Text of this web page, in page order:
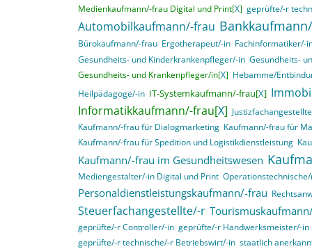
Medienkaufmann/-frau Digital und Print[X] geprüfte/-r
Automobilkaufmann/-frau
Bürokaufmann/-frau Ergotherapeut/-in Fachinformatiker/-
Gesundheits- und Kinderkrankenpfleger/-in Gesundheits-
Gesundheits- und Krankenpfleger/in[X] Hebamme/
Heilpädagoge/-in IT-Systemkaufmann/-frau[X]
Informatikkaufmann/-frau[X]
Kaufmann/-frau für Dialogmarketing Kaufmann/-frau für
Kaufmann/-frau für Spedition und Logistikdienstleistung
Kaufmann/-frau im Gesundheitswesen
Mediengestalter/-in Digital und Print
Personaldienstleistungskaufmann/-frau
Steuerfachangestellte/-r
geprüfte/-r Controller/-in geprüfte/-r Handwerksmeister/-in
geprüfte/-r technische/-r Betriebswirt/-in staatlich